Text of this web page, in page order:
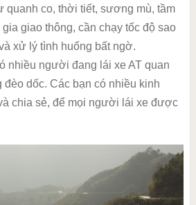
quanh co, thời tiết, sương mù, tầm
giao thông, cần chạy tốc độ sao
xử lý tình huống bất ngờ.
nhiều người đang lái xe AT quan
dốc. Các bạn có nhiều kinh
chia sẻ, để mọi người lái xe được